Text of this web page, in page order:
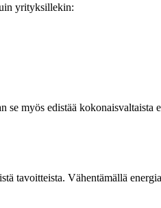
yrityksillekin:
se myös edistää
tavoitteista. Vähentämällä